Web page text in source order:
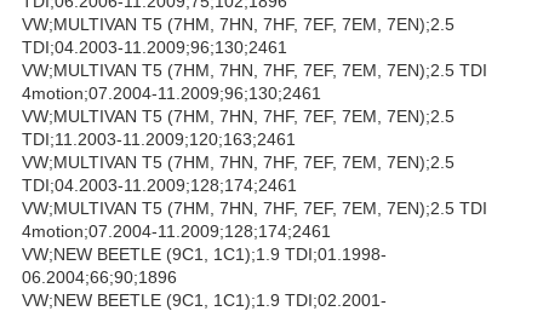
VW;MULTIVAN T5 (7HM, 7HN, 7HF, 7EF, 7EM, 7EN);2.5
TDI;04.2003-11.2009;96;130;2461
VW;MULTIVAN T5 (7HM, 7HN, 7HF, 7EF, 7EM, 7EN);2.5 TDI
4motion;07.2004-11.2009;96;130;2461
VW;MULTIVAN T5 (7HM, 7HN, 7HF, 7EF, 7EM, 7EN);2.5
TDI;11.2003-11.2009;120;163;2461
VW;MULTIVAN T5 (7HM, 7HN, 7HF, 7EF, 7EM, 7EN);2.5
TDI;04.2003-11.2009;128;174;2461
VW;MULTIVAN T5 (7HM, 7HN, 7HF, 7EF, 7EM, 7EN);2.5 TDI
4motion;07.2004-11.2009;128;174;2461
VW;NEW BEETLE (9C1, 1C1);1.9 TDI;01.1998-
06.2004;66;90;1896
VW;NEW BEETLE (9C1, 1C1);1.9 TDI;02.2001-